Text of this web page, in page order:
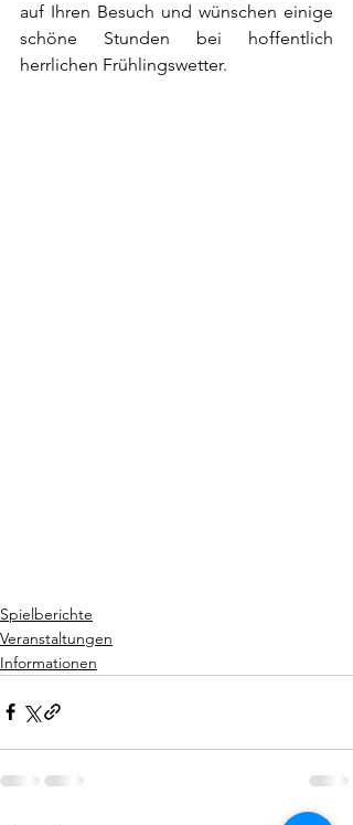
auf Ihren Besuch und wünschen einige
schöne Stunden bei hoffentlich
herrlichen Frühlingswetter.
Spielberichte
Veranstaltungen
Informationen